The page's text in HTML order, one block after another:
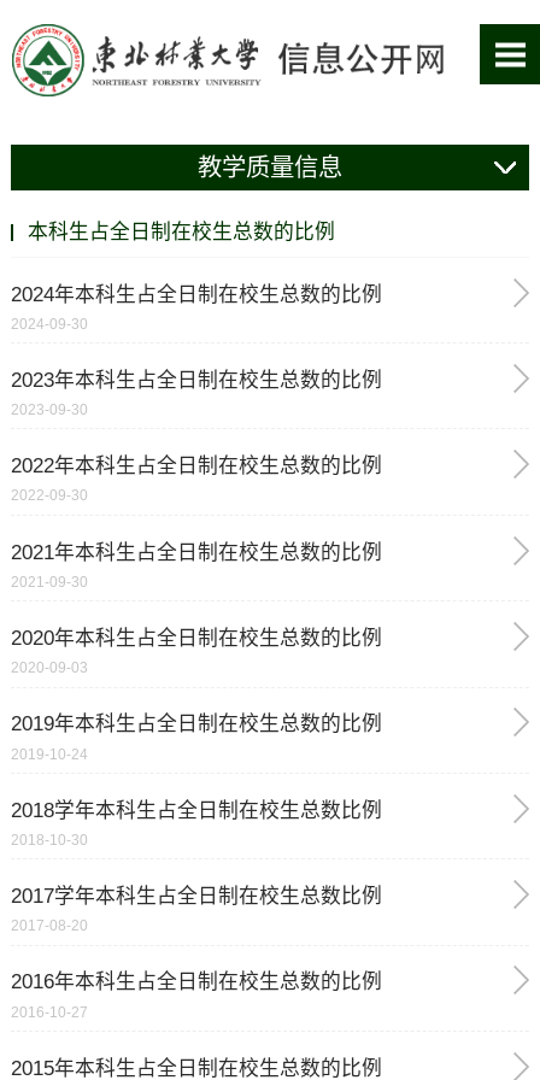
教学质量信息
本科生占全日制在校生总数的比例
2024年本科生占全日制在校生总数的比例
2024-09-30
2023年本科生占全日制在校生总数的比例
2023-09-30
2022年本科生占全日制在校生总数的比例
2022-09-30
2021年本科生占全日制在校生总数的比例
2021-09-30
2020年本科生占全日制在校生总数的比例
2020-09-03
2019年本科生占全日制在校生总数的比例
2019-10-24
2018学年本科生占全日制在校生总数比例
2018-10-30
2017学年本科生占全日制在校生总数比例
2017-08-20
2016年本科生占全日制在校生总数的比例
2016-10-27
2015年本科生占全日制在校生总数的比例